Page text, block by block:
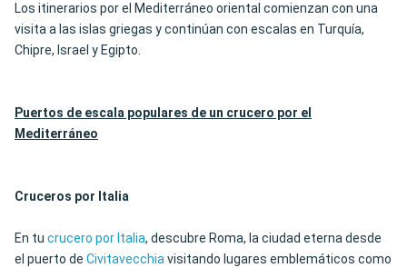
Los itinerarios por el Mediterráneo oriental comienzan con una
visita a las islas griegas y continúan con escalas en Turquía,
Chipre, Israel y Egipto.
Puertos de escala populares de un crucero por el
Mediterráneo
Cruceros por Italia
En tu crucero por Italia, descubre Roma, la ciudad eterna desde
el puerto de Civitavecchiavisitando lugares emblemáticos como